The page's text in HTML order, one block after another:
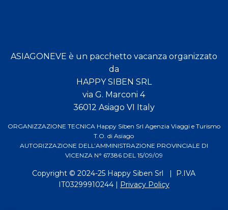
ASIAGONEVE è un pacchetto vacanza organizzato
da
HAPPY SIBEN SRL
via G. Marconi 4
36012 Asiago VI Italy
ORGANIZZAZIONE TECNICA Happy Siben Srl Agenzia Viaggi e Turismo
T.O. di Asiago
AUTORIZZAZIONE DELL’AMMINISTRAZIONE PROVINCIALE DI
VICENZA N° 67386 DEL 15/09/09
Copyright © 2024-25 Happy Siben Srl | P.IVA
IT03299910244 | Privacy Policy